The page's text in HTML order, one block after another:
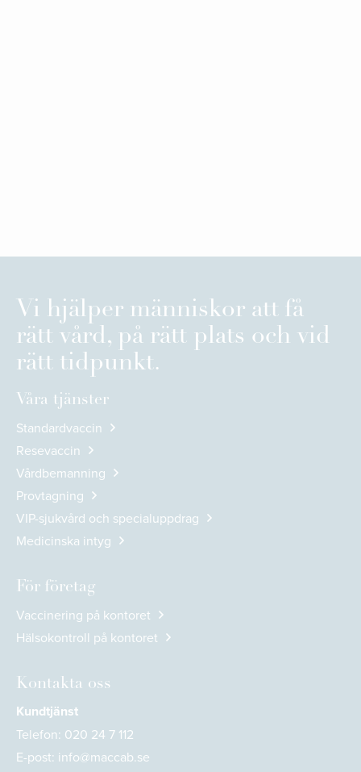
Vi hjälper människor att få
rätt vård, på rätt plats och vid
rätt tidpunkt.
Våra tjänster
Standardvaccin
Resevaccin
Vårdbemanning
Provtagning
VIP-sjukvård och specialuppdrag
Medicinska intyg
För företag
Vaccinering på kontoret
Hälsokontroll på kontoret
Kontakta oss
Kundtjänst
Telefon: 020 24 7 112
E-post: info@maccab.se